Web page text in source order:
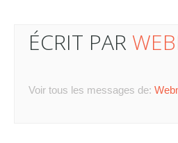
ÉCRIT PAR
Voir tous les messages de: